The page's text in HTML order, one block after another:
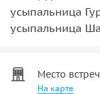
усыпальница
усыпальница
Место
На карте